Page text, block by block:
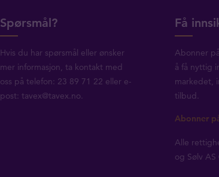
Spørsmål?
Hvis du har spørsmål eller ønsker
mer informasjon, ta kontakt med
oss på telefon: 23 89 71 22 eller e-
post: tavex@tavex.no.
Få
Abonner
å få nyttig
markedet,
tilbud.
Abonner
Alle
og Sølv